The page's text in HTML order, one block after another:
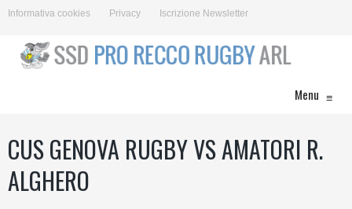
Informativa cookies Privacy Iscrizione Newsletter
Menu ≡
CUS GENOVA RUGBY VS AMATORI R.
ALGHERO